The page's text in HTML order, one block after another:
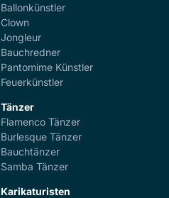
Ballonkünstler
Clown
Jongleur
Bauchredner
Pantomime Künstler
Feuerkünstler
Tänzer
Flamenco Tänzer
Burlesque Tänzer
Bauchtänzer
Samba Tänzer
Karikaturisten